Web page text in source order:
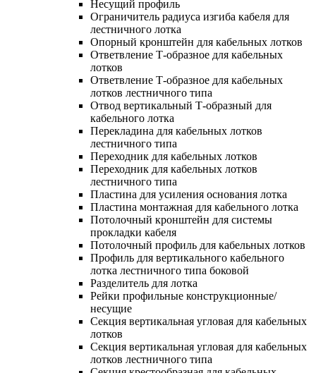
Несущий профиль
Ограничитель радиуса изгиба кабеля для
лестничного лотка
Опорный кронштейн для кабельных лотков
Ответвление Т-образное для кабельных
лотков
Ответвление Т-образное для кабельных
лотков лестничного типа
Отвод вертикальный Т-образный для
кабельного лотка
Перекладина для кабельных лотков
лестничного типа
Переходник для кабельных лотков
Переходник для кабельных лотков
лестничного типа
Пластина для усиления основания лотка
Пластина монтажная для кабельного лотка
Потолочный кронштейн для системы
прокладки кабеля
Потолочный профиль для кабельных лотков
Профиль для вертикального кабельного
лотка лестничного типа боковой
Разделитель для лотка
Рейки профильные конструкционные/
несущие
Секция вертикальная угловая для кабельных
лотков
Секция вертикальная угловая для кабельных
лотков лестничного типа